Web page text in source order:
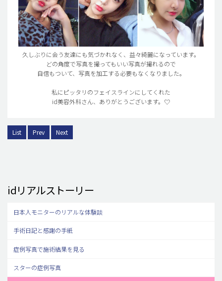
久しぶりに会う友達にも気づかれなく、益々綺麗になっています。
どの角度で写真を撮ってもいい写真が撮れるので
自信もついて、写真を加工する必要もなくなりました。
私にピッタリのフェイスラインにしてくれた
id美容外科さん、ありがとうございます。♡
List Prev Next
idリアルストーリー
日本人モニターのリアルな体験談
手術日記と感謝の手紙
症例写真で施術結果を見る
スターの症例写真